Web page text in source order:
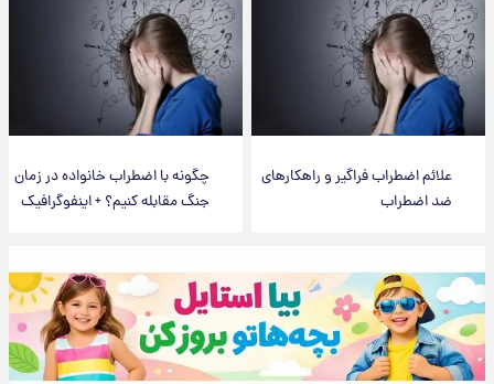
علائم اضطراب فراگیر و راهکارهای
ضد اضطراب
چگونه با اضطراب خانواده در زمان
جنگ مقابله کنیم؟ + اینفوگرافیک